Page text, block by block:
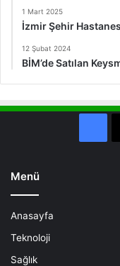
1 Mart 2025
İzmir Şehir
12 Şubat 2024
BİM’de Satılan
Menü
Anasayfa
Teknoloji
Sağlık